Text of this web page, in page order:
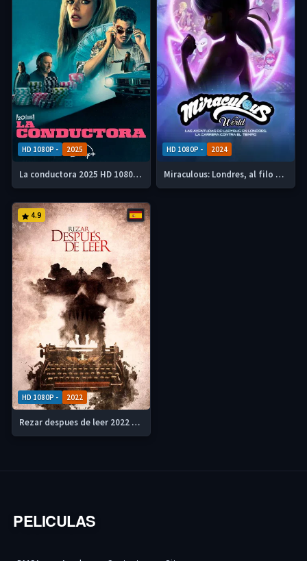
HD 1080P - 2025
La conductora 2025 HD 1080p Latino
HD 1080P - 2024
Miraculous: Londres, al filo del tiempo 2024 HD 1080p Latino
HD 1080P - 2022
4.9
Rezar despues de leer 2022 HD 1080p Castellano
PELICULAS